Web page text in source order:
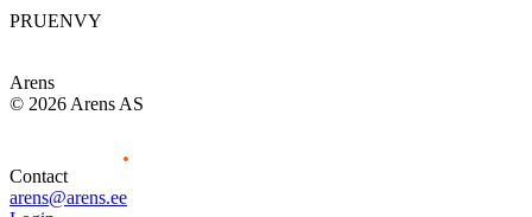
PRUENVY
Arens
© 2026 Arens AS
Contact
arens@arens.ee